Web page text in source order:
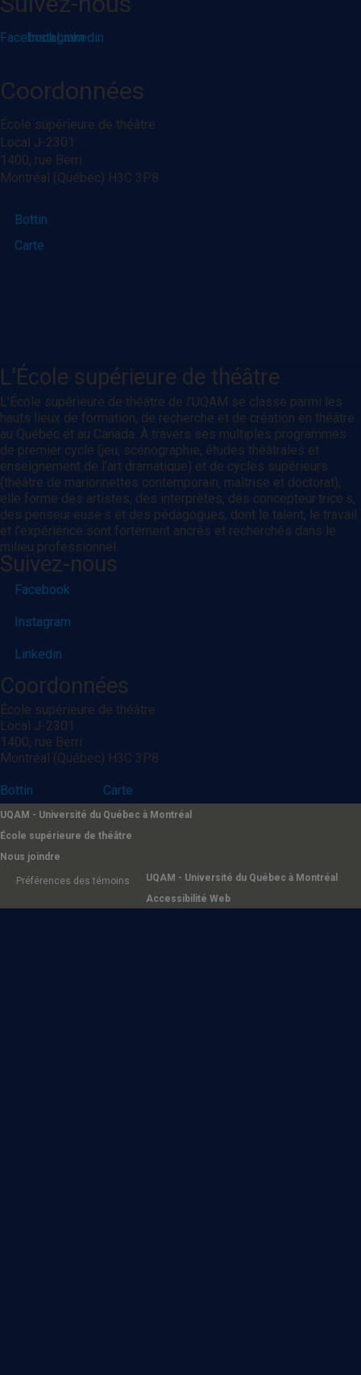
FacebookInstagram
Linkedin
Coordonnées
École supérieure de théâtre
Local J-2301
1400, rue Berri
Montréal (Québec) H3C 3P8
Bottin
Carte
L'École supérieure de théâtre
L'École supérieure de théâtre de l’UQAM se classe parmi les
hauts lieux de formation, de recherche et de création en théâtre
au Québec et au Canada. À travers ses multiples programmes
de premier cycle (jeu, scénographie, études théâtrales et
enseignement de l’art dramatique) et de cycles supérieurs
(théâtre de marionnettes contemporain, maîtrise et doctorat),
elle forme des artistes, des interprètes, des concepteur·trice·s,
des penseur·euse·s et des pédagogues, dont le talent, le travail
et l'expérience sont fortement ancrés et recherchés dans le
milieu professionnel.
Suivez-nous
Facebook
Instagram
Linkedin
Coordonnées
École supérieure de théâtre
Local J-2301
1400, rue Berri
Montréal (Québec) H3C 3P8
Bottin Carte
UQAM - Université du Québec à Montréal
École supérieure de théâtre
Nous joindre
Préférences des témoins
UQAM - Université du Québec à Montréal
Accessibilité Web